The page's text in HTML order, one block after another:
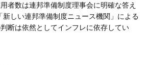
者数は連邦準備制度理事会に明確な答え
新しい連邦準備制度ニュース機関」による
断は依然としてインフレに依存してい